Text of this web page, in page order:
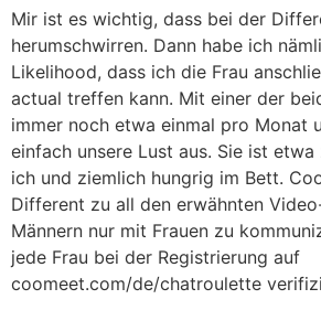
Mir ist es wichtig, dass bei der
herumschwirren. Dann habe ich
Likelihood, dass ich die Frau
actual treffen kann. Mit einer der
immer noch etwa einmal pro Monat
einfach unsere Lust aus. Sie ist
ich und ziemlich hungrig im Bett.
Different zu all den erwähnten
Männern nur mit Frauen zu
jede Frau bei der Registrierung auf
coomeet.com/de/chatroulette